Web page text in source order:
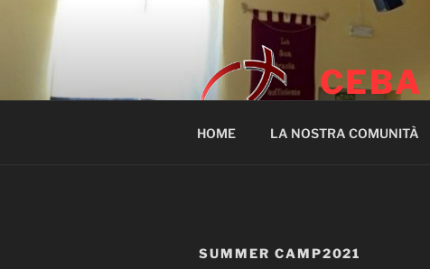
contenuto
CEBA
HOME LA NOSTRA COMUNITÀ
SUMMER CAMP2021